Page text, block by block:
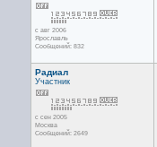
с авг 2006
Ярославль
Сообщений: 832
Радиал
Участник
с сен 2005
Москва
Сообщений: 2649